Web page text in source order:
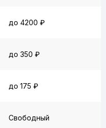
до 4200 ₽
до 350 ₽
до 175 ₽
Свободный